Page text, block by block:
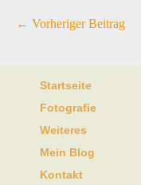
← Vorheriger Beitrag
Startseite
Fotografie
Weiteres
Mein Blog
Kontakt